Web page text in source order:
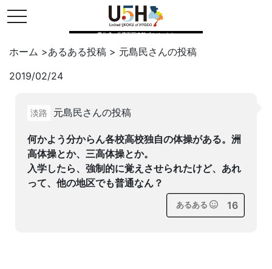
toggle navigation
県公式・兵庫五国連邦プロジェクト
ホーム >あるある投稿 > 元島民さんの投稿
2019/02/24
淡路 元島民さんの投稿
何かよう分からん各校高校独自の体操がある。洲
高体操とか、三高体操とか。
入学したら、強制的に覚えさせられたけど、あれ
って、他の地区でも普通なん？
あるある 16
Twitter
はてブ